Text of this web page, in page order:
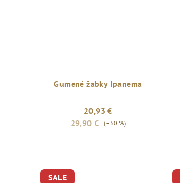
Gumené žabky Ipanema
20,93 €
29,90 €
(–30 %)
SALE